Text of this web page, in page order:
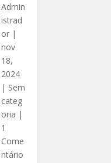
Admin
istrad
or|
nov
18,
2024
| Sem
categ
oria |
1
Come
ntário